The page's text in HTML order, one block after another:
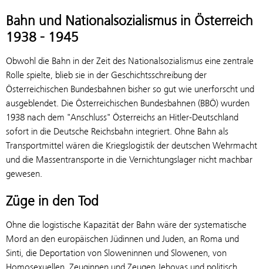
Bahn und Nationalsozialismus in Österreich
1938 - 1945
Obwohl die Bahn in der Zeit des Nationalsozialismus eine zentrale
Rolle spielte, blieb sie in der Geschichtsschreibung der
Österreichischen Bundesbahnen bisher so gut wie unerforscht und
ausgeblendet. Die Österreichischen Bundesbahnen (BBÖ) wurden
1938 nach dem "Anschluss" Österreichs an Hitler-Deutschland
sofort in die Deutsche Reichsbahn integriert. Ohne Bahn als
Transportmittel wären die Kriegslogistik der deutschen Wehrmacht
und die Massentransporte in die Vernichtungslager nicht machbar
gewesen.
Züge in den Tod
Ohne die logistische Kapazität der Bahn wäre der systematische
Mord an den europäischen Jüdinnen und Juden, an Roma und
Sinti, die Deportation von Sloweninnen und Slowenen, von